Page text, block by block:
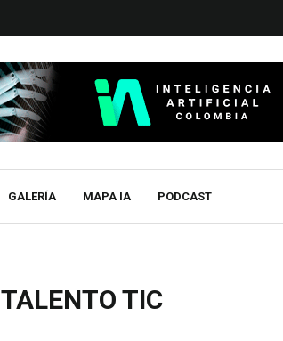
GALERÍA MAPA IA PODCAST
TALENTO TIC